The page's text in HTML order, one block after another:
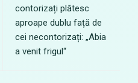
contorizați plătesc
aproape dublu față de
cei necontorizați: „Abia
a venit frigul“